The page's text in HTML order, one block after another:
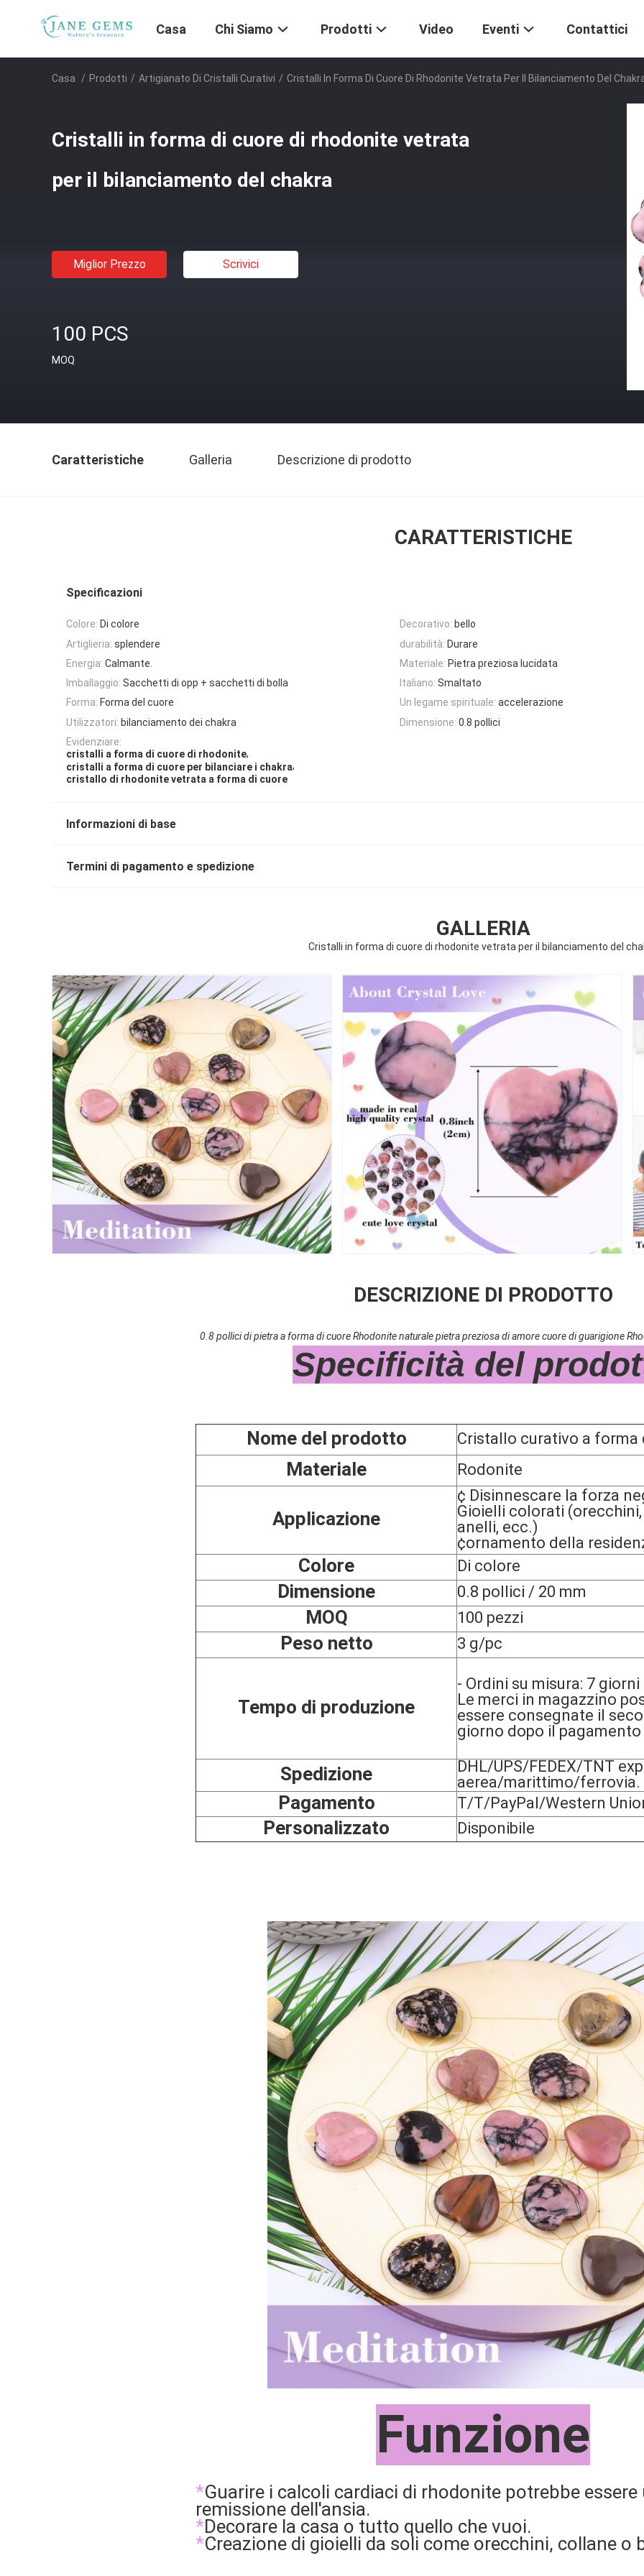
Casa Chi Siamo Prodotti Video Eventi Contattici
Casa / Prodotti / Artigianato Di Cristalli Curativi / Cristalli In Forma Di Cuore Di Rhodonite Vetrata Per Il Bilanciamento Del
Cristalli in forma di cuore di rhodonite vetrata
per il bilanciamento del chakra
Miglior Prezzo Scrivici
100 PCS
MOQ
Caratteristiche Galleria Descrizione di prodotto
CARATTERISTICHE
Specificazioni
Colore: Di colore Decorativo: bello
Artiglieria: splendere durabilità: Durare
Energia: Calmante. Materiale: Pietra preziosa lucidata
Imballaggio: Sacchetti di opp + sacchetti di bolla Italiano: Smaltato
Forma: Forma del cuore Un legame spirituale: accelerazione
Utilizzatori: bilanciamento dei chakra Dimensione: 0.8 pollici
Evidenziare:
cristalli a forma di cuore di rhodonite,
cristalli a forma di cuore per bilanciare i chakra,
cristallo di rhodonite vetrata a forma di cuore
Informazioni di base
Termini di pagamento e spedizione
GALLERIA
Cristalli in forma di cuore di rhodonite vetrata per il bilanciamento del
DESCRIZIONE DI PRODOTTO
0.8 pollici di pietra a forma di cuore Rhodonite naturale pietra preziosa di amore cuore di guarigione
produzione di gioielli
Specificità del
Nome del prodotto Cristallo curativo a forma
Materiale Rodonite
Applicazione
¢ Disinnescare la forza
Gioielli colorati
anelli, ecc.)
¢ornamento della
Colore Di colore
Dimensione 0.8 pollici / 20 mm
MOQ 100 pezzi
Peso netto 3 g/pc
Tempo di produzione
- Ordini su misura: 7 giorni
Le merci in magazzino
essere consegnate il
giorno dopo il pagamento
Spedizione
DHL/UPS/FEDEX/TNT
aerea/marittimo/ferrovia.
Pagamento T/T/PayPal/Western
Personalizzato Disponibile
Funzione
*Guarire i calcoli cardiaci di rhodonite potrebbe essere
remissione dell'ansia.
*Decorare la casa o tutto quello che vuoi.
*Creazione di gioielli da soli come orecchini, collane o